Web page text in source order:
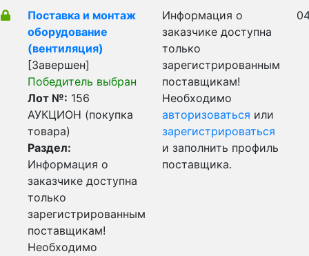
Поставка и монтаж
оборудование
(вентиляция)
[Завершен]
Победитель выбран
Лот №: 156
АУКЦИОН (покупка
товара)
Раздел:
Информация о
заказчике доступна
только
зарегистрированным
поставщикам!
Необходимо
Информация о
заказчике доступна
только
зарегистрированным
поставщикам!
Необходимо
авторизоваться или
зарегистрироваться
и заполнить профиль
поставщика.